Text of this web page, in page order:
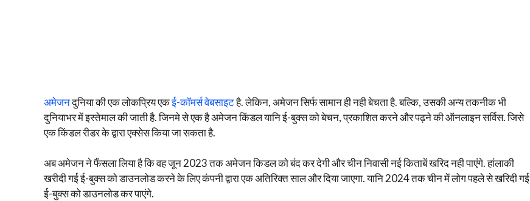
अमेजनदुनिया की एक लोकप्रिय एकई-कॉमर्स वेबसाइटहै. लेकिन, अमेजन सिर्फ सामान ही नही बेचता है. बल्कि, उसकी अन्य तकनीक भी
दुनियाभर में इस्तेमाल की जाती है. जिनमे से एक है अमेजन किंडल यानि ई-बुक्स को बेचन, प्रकाशित करने और पढ़ने की ऑनलाइन सर्विस. जिसे
एक किंडल रीडर के द्वारा एक्सेस किया जा सकता है.
अब अमेजन ने फैंसला लिया है कि वह जून 2023 तक अमेजन किडल को बंद कर देगी और चीन निवासी नई किताबें खरिद नही पाएंगे. हांलाकी
खरीदी गई ई-बुक्स को डाउनलोड करने के लिए कंपनी द्वारा एक अतिरिक्त साल और दिया जाएगा. यानि 2024 तक चीन में लोग पहले से खरिदी गई
ई-बुक्स को डाउनलोड कर पाएंगे.